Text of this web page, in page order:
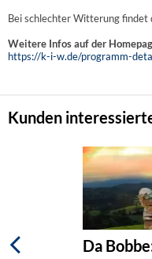
Bei schlechter Witterung findet
Weitere Infos auf der
https://k-i-w.de/programm-
Kunden
Da